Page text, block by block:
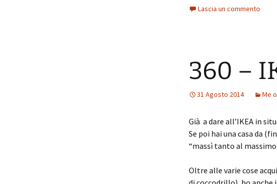
Lascia un commento
360 –
31 Agosto 2014 Me
Già a dare all’IKEA in
Se poi hai una casa da
“massì tanto al
Oltre alle varie cose